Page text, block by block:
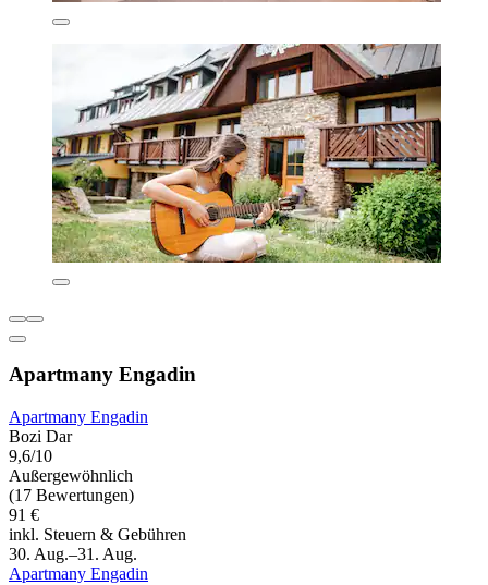
Apartmany Engadin
Apartmany Engadin
Bozi Dar
9,6/10
Außergewöhnlich
(17 Bewertungen)
91 €
inkl. Steuern & Gebühren
30. Aug.–31. Aug.
Apartmany Engadin